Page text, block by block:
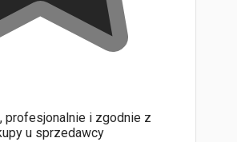
profesjonalnie i zgodnie z
u sprzedawcy